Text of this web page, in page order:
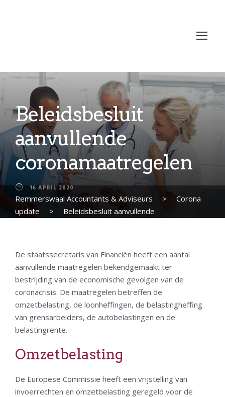
Beleidsbesluit
aanvullende
coronamaatregelen
16 APRIL 2020
Remmerswaal Accountants & Adviseurs >
Corona
update
>
Beleidsbesluit aanvullende
De staatssecretaris van Financiën heeft een aantal
aanvullende maatregelen bekendgemaakt ter
bestrijding van de economische gevolgen van de
coronacrisis. De maatregelen betreffen de
omzetbelasting, de loonheffingen, de belastingheffing
van grensarbeiders, de autobelastingen en de
belastingrente.
Omzetbelasting
De Europese Commissie heeft een vrijstelling van
invoerrechten en omzetbelasting geregeld voor de